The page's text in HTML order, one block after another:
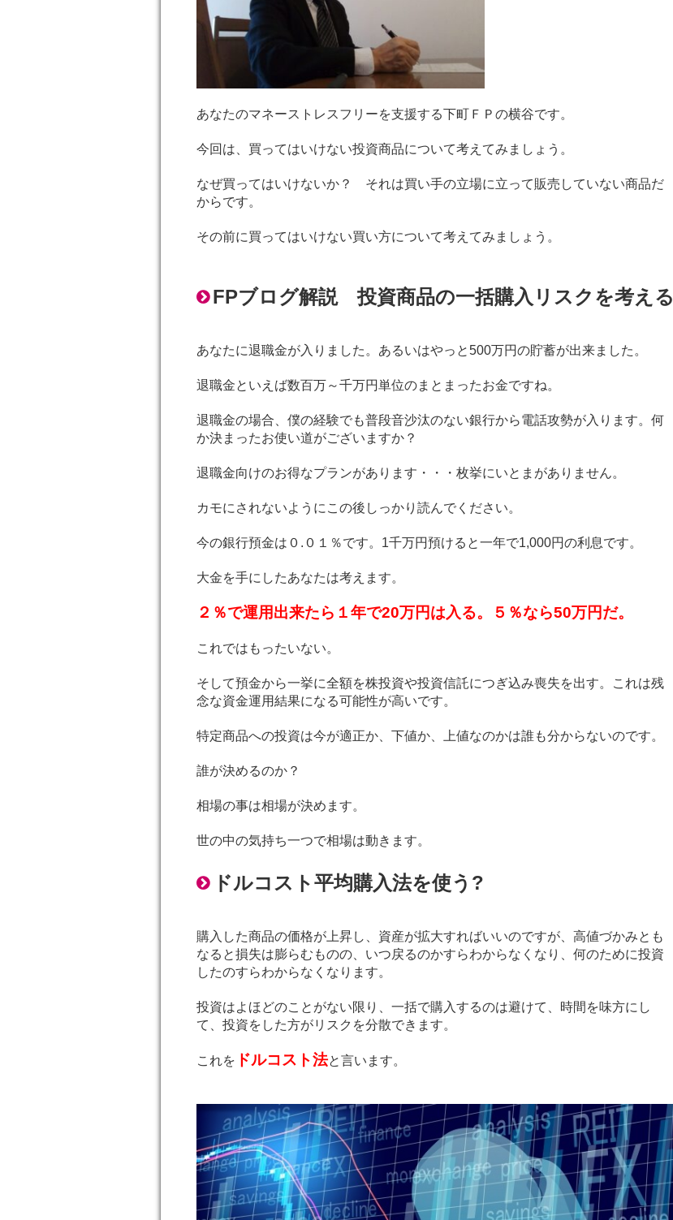
あなたのマネーストレスフリーを支援する下町ＦＰの横谷です。
今回は、買ってはいけない投資商品について考えてみましょう。
なぜ買ってはいけないか？ それは買い手の立場に立って販売していない商品だ
からです。
その前に買ってはいけない買い方について考えてみましょう。
FPブログ解説 投資商品の一括購入リスクを考える
あなたに退職金が入りました。あるいはやっと500万円の貯蓄が出来ました。
退職金といえば数百万～千万円単位のまとまったお金ですね。
退職金の場合、僕の経験でも普段音沙汰のない銀行から電話攻勢が入ります。 何
か決まったお使い道がございますか？
退職金向けのお得なプランがあります・・・枚挙にいとまがありません。
カモにされないようにこの後しっかり読んでください。
今の銀行預金は０.０１％です。1千万円預けると一年で1,000円の利息です。
大金を手にしたあなたは考えます。
２％で運用出来たら１年で20万円は入る。５％なら50万円だ。
これではもったいない。
そして預金から一挙に全額を株投資や投資信託につぎ込み喪失を出す。
これは残
念な資金運用結果になる可能性が高いです。
特定商品への投資は今が適正か、下値か、上値なのかは誰も分からないのです。
誰が決めるのか？
相場の事は相場が決めます。
世の中の気持ち一つで相場は動きます。
ドルコスト平均購入法を使う?
購入した商品の価格が上昇し、資産が拡大すればいいのですが、高値づかみとも
なると損失は膨らむものの、いつ戻るのかすらわからなくなり、何のために投資
したのすらわからなくなります。
投資はよほどのことがない限り、一括で購入するのは避けて、時間を味方にし
て、投資をした方がリスクを分散できます。
これを ドルコスト法と言います。